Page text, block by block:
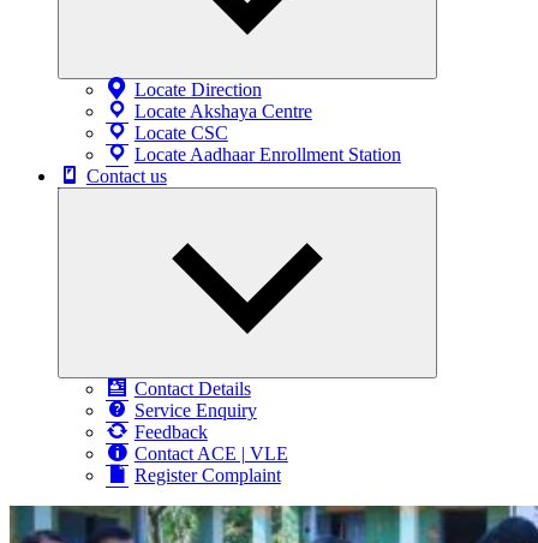
Locate Direction
Locate Akshaya Centre
Locate CSC
Locate Aadhaar Enrollment Station
Contact us
Contact Details
Service Enquiry
Feedback
Contact ACE | VLE
Register Complaint